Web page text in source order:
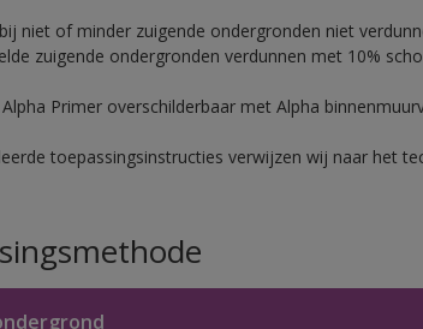
niet of minder zuigende ondergronden niet
zuigende ondergronden verdunnen met 10%
Primer overschilderbaar met Alpha
toepassingsinstructies verwijzen wij naar het